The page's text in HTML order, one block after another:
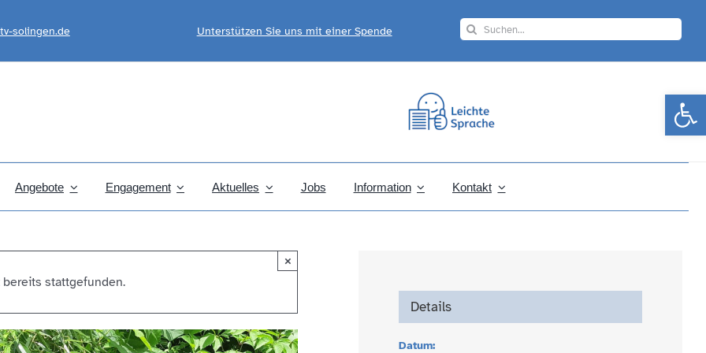
solingen.de Unterstützen Sie uns mit einer Spende
Search
Angebote Engagement Aktuelles Jobs Information Kontakt
stattgefunden.
×
Details
Datum: